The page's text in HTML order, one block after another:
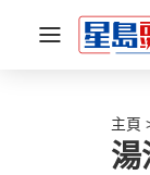
主頁
湯